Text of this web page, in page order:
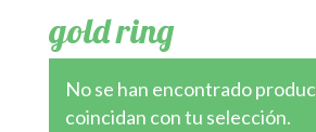
gold ring
No se han encontrado
coincidan con tu selección.